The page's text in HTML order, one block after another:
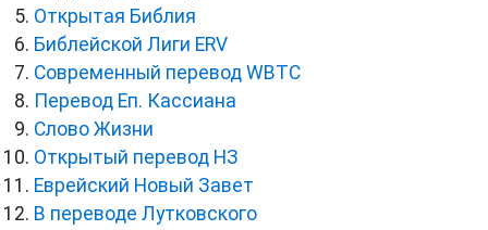
Открытая Библия
Библейской Лиги ERV
Cовременный перевод WBTC
Перевод Еп. Кассиана
Слово Жизни
Открытый перевод НЗ
Еврейский Новый Завет
В переводе Лутковского